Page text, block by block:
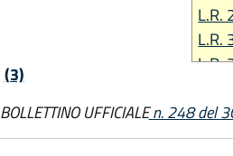
L.R.
L.R.
L.R.
L.R.
L.R.
(3)
BOLLETTINO UFFICIALEn. 248 del